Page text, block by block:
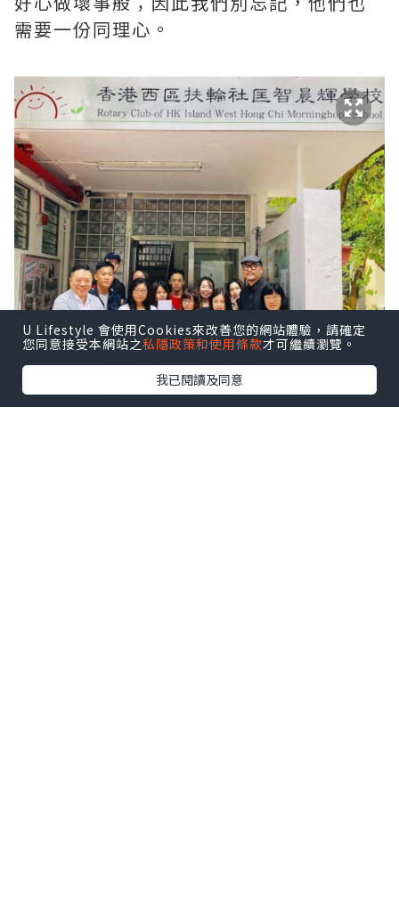
需要一份同理心。
U Lifestyle 會使用Cookies來改善您的網站體驗，請確定
您同意接受本網站之私隱政策和使用條款才可繼續瀏覽。
我已閱讀及同意